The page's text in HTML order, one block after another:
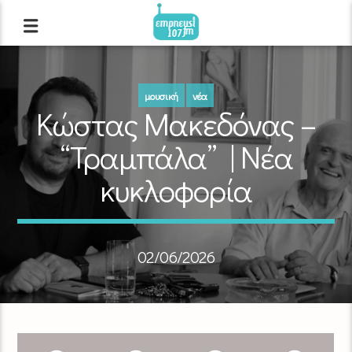
μουσική νέα
Κώστας Μακεδόνας –
“Τραμπάλα” | Νέα
κυκλοφορία
02/06/2026